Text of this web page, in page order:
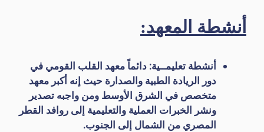
أنشطة المعهد:
أنشطة تعليمــية: دائماً معهد القلب القومي في
دور الريادة الطبية والصدارة حيث إنه أكبر معهد
متخصص في الشرق الأوسط ومن واجبه تصدير
ونشر الخبرات العملية والتعليمية إلى روافد القطر
المصري من الشمال إلى الجنوب.